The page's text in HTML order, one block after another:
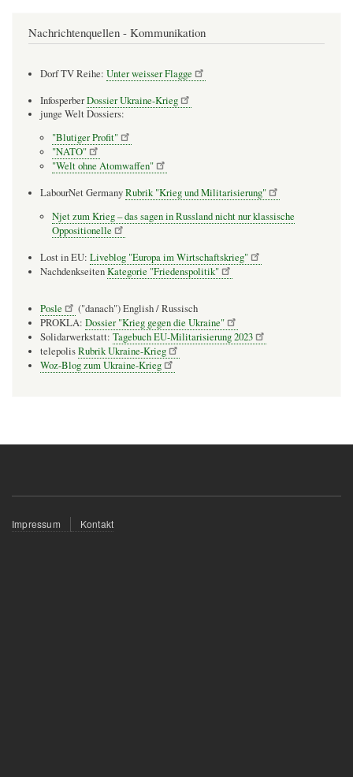
Nachrichtenquellen - Kommunikation
Dorf TV Reihe: Unter weisser Flagge
InfosperberDossier Ukraine-Krieg
junge Welt Dossiers:
"Blutiger Profit"
"NATO"
"Welt ohne Atomwaffen"
LabourNet GermanyRubrik "Krieg und Militarisierung"
Njet zum Krieg – das sagen in Russland nicht nur klassische
Oppositionelle
Lost in EU: Liveblog "Europa im Wirtschaftskrieg"
NachdenkseitenKategorie "Friedenspolitik"
Posle
("danach") English / Russisch
PROKLA: Dossier "Krieg gegen die Ukraine"
Solidarwerkstatt: Tagebuch EU-Militarisierung 2023
telepolisRubrik Ukraine-Krieg
Woz-Blog zum Ukraine-Krieg
Fußzeilenmenü
Impressum Kontakt